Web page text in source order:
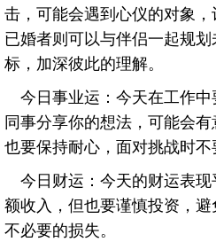
击，可能会遇到心仪的对象，
已婚者则可以与伴侣一起规
标，加深彼此的理解。
今日事业运：今天在工作
同事分享你的想法，可能会
也要保持耐心，面对挑战时不
今日财运：今天的财运表
额收入，但也要谨慎投资，
不必要的损失。